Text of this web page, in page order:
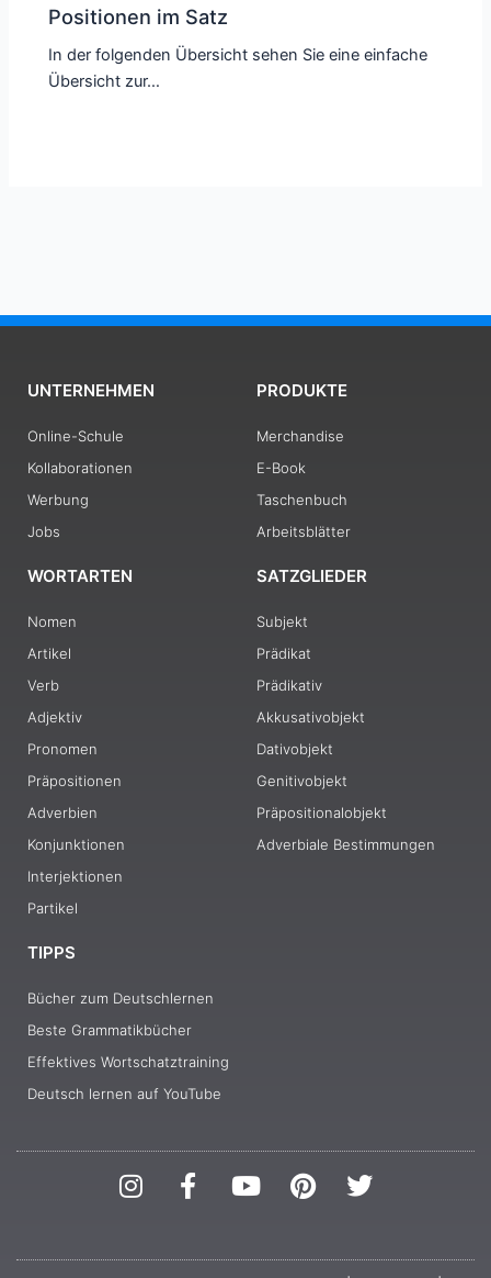
Positionen im Satz
In der folgenden Übersicht sehen Sie eine einfache
Übersicht zur…
UNTERNEHMEN
Online-Schule
Kollaborationen
Werbung
Jobs
PRODUKTE
Merchandise
E-Book
Taschenbuch
Arbeitsblätter
WORTARTEN
Nomen
Artikel
Verb
Adjektiv
Pronomen
Präpositionen
Adverbien
Konjunktionen
Interjektionen
Partikel
SATZGLIEDER
Subjekt
Prädikat
Prädikativ
Akkusativobjekt
Dativobjekt
Genitivobjekt
Präpositionalobjekt
Adverbiale Bestimmungen
TIPPS
Bücher zum Deutschlernen
Beste Grammatikbücher
Effektives Wortschatztraining
Deutsch lernen auf YouTube
I
n
t
F
a
e
Y
o
t
P
i
t
T
w
t